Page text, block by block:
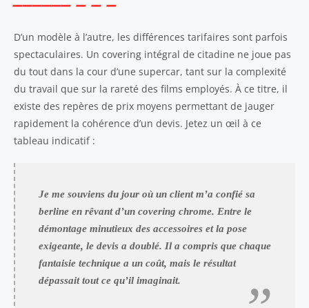
D’un modèle à l’autre, les différences tarifaires sont parfois
spectaculaires. Un covering intégral de citadine ne joue pas
du tout dans la cour d’une supercar, tant sur la complexité
du travail que sur la rareté des films employés. À ce titre, il
existe des repères de prix moyens permettant de jauger
rapidement la cohérence d’un devis. Jetez un œil à ce
tableau indicatif :
Je me souviens du jour où un client m’a confié sa
berline en rêvant d’un covering chrome. Entre le
démontage minutieux des accessoires et la pose
exigeante, le devis a doublé. Il a compris que chaque
fantaisie technique a un coût, mais le résultat
dépassait tout ce qu’il imaginait.